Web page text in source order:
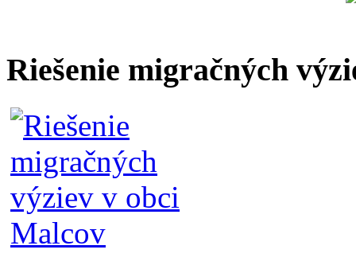
Riešenie migračných